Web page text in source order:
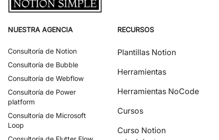
NUESTRA AGENCIA
Consultoría de Notion
Consultoría de Bubble
Consultoría de Webflow
Consultoría de Power
platform
Consultoría de Microsoft
Loop
RECURSOS
Plantillas Notion
Herramientas
Herramientas NoCode
Cursos
Curso Notion